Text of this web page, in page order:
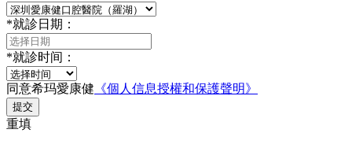
*就診日期：
*就診时间：
同意希玛愛康健 《個人信息授權和保護聲明》
提交
重填